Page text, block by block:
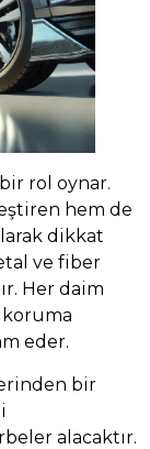
rol oynar.
hem de
dikkat
ve fiber
Her daim
eder.
bir
alacaktır.